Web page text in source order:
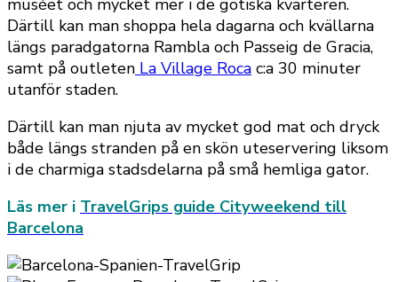
muséet och mycket mer i de gotiska kvarteren.
Därtill kan man shoppa hela dagarna och kvällarna
längs paradgatorna Rambla och Passeig de Gracia,
samt på outleten La Village Roca c:a 30 minuter
utanför staden.
Därtill kan man njuta av mycket god mat och dryck
både längs stranden på en skön uteservering liksom
i de charmiga stadsdelarna på små hemliga gator.
Läs mer i TravelGrips guide Cityweekend till
Barcelona